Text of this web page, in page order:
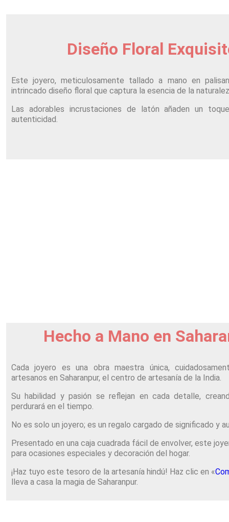
Diseño Floral
Este joyero, meticulosamente tallado a mano en
intrincado diseño floral que captura la esencia de la
Las adorables incrustaciones de latón añaden un
autenticidad.
Hecho a Mano en
Cada joyero es una obra maestra única,
artesanos en Saharanpur, el centro de artesanía de la India.
Su habilidad y pasión se reflejan en cada detalle,
perdurará en el tiempo.
No es solo un joyero; es un regalo cargado de significado y
Presentado en una caja cuadrada fácil de envolver, este
para ocasiones especiales y decoración del hogar.
¡Haz tuyo este tesoro de la artesanía hindú! Haz clic en «
lleva a casa la magia de Saharanpur.